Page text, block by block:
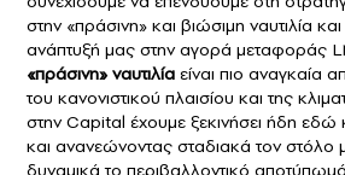
στην «πράσινη» και βιώσιμη ναυτιλία
ανάπτυξή μας στην αγορά μεταφοράς
«πράσινη» ναυτιλία είναι πιο αναγκαία
του κανονιστικού πλαισίου και της
στην Capital έχουμε ξεκινήσει ήδη εδώ
και ανανεώνοντας σταδιακά τον στόλο
δυναμικά το περιβαλλοντικό